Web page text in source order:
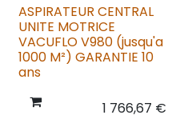
ASPIRATEUR CENTRAL
UNITE MOTRICE
VACUFLO V980 (jusqu'a
1000 M²) GARANTIE 10
ans
1 766,67 €